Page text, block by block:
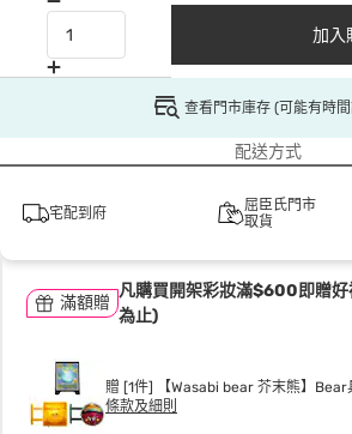
加入
查看門市庫存 (可能有時
配送方式
宅配到府
屈臣氏門市
取貨
滿額贈
凡購買開架彩妝滿$600即贈好
為止)
贈 [1件] 【Wasabi bear 芥末熊】Bear
條款及細則